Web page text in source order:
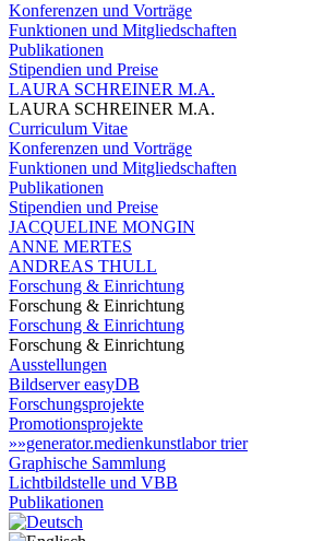
Konferenzen und Vorträge
Funktionen und Mitgliedschaften
Publikationen
Stipendien und Preise
LAURA SCHREINER M.A.
LAURA SCHREINER M.A.
Curriculum Vitae
Konferenzen und Vorträge
Funktionen und Mitgliedschaften
Publikationen
Stipendien und Preise
JACQUELINE MONGIN
ANNE MERTES
ANDREAS THULL
Forschung & Einrichtung
Forschung & Einrichtung
Forschung & Einrichtung
Forschung & Einrichtung
Ausstellungen
Bildserver easyDB
Forschungsprojekte
Promotionsprojekte
»»generator.medienkunstlabor trier
Graphische Sammlung
Lichtbildstelle und VBB
Publikationen